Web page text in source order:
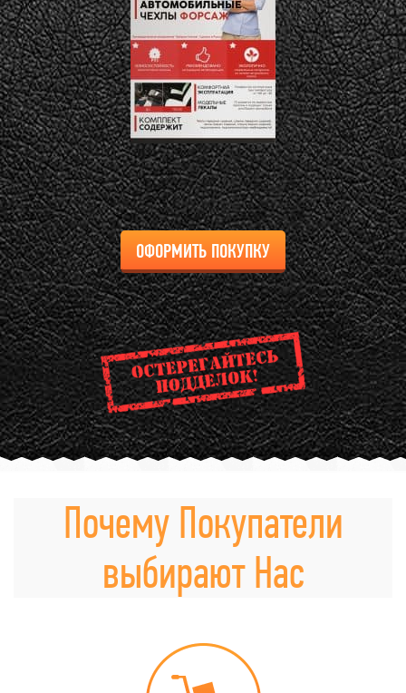
ОФОРМИТЬ ПОКУПКУ
Почему Покупатели
выбирают Нас